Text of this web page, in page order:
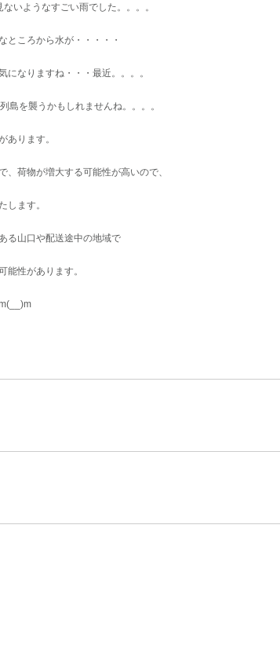
いようなすごい雨でした。。。。
ところから水が・・・・・
なりますね・・・最近。。。。
を襲うかもしれませんね。。。。
あります。
荷物が増大する可能性が高いので、
します。
る山口や配送途中の地域で
能性があります。